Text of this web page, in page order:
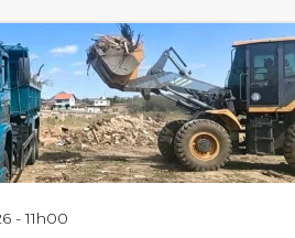
- 11h00